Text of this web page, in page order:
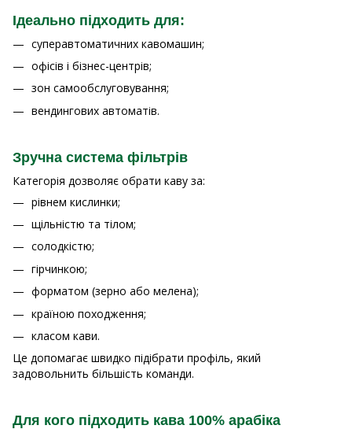
Ідеально підходить для:
суперавтоматичних кавомашин;
офісів і бізнес-центрів;
зон самообслуговування;
вендингових автоматів.
Зручна система фільтрів
Категорія дозволяє обрати каву за:
рівнем кислинки;
щільністю та тілом;
солодкістю;
гірчинкою;
форматом (зерно або мелена);
країною походження;
класом кави.
Це допомагає швидко підібрати профіль, який
задовольнить більшість команди.
Для кого підходить кава 100% арабіка